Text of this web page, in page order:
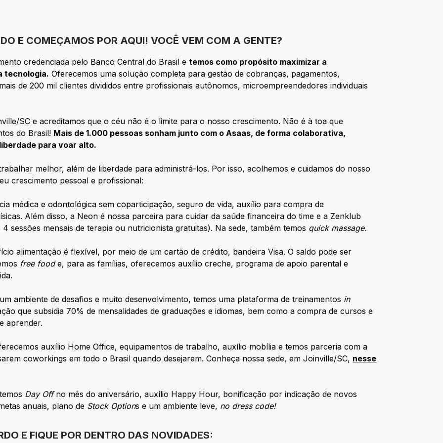
E COMEÇAMOS POR AQUI! VOCÊ VEM COM A GENTE?
credenciada pelo Banco Central do Brasil etemos como propósito maximizar a
tecnologia. Oferecemos uma solução completa para gestão de cobranças, pagamentos,
de 200 mil clientes divididos entre profissionais autônomos, microempreendedores individuais
SC e acreditamos que o céu não é o limite para o nosso crescimento. Não é à toa que
do Brasil! Mais de 1.000 pessoas sonham junto com o Asaas, de forma colaborativa,
para voar alto.
melhor, além de liberdade para administrá-los. Por isso, acolhemos e cuidamos do nosso
crescimento pessoal e profissional:
médica e odontológica sem coparticipação, seguro de vida, auxílio para compra de
Além disso, a Neon é nossa parceira para cuidar da saúde financeira do time e a Zenklub
sessões mensais de terapia ou nutricionista gratuitas). Na sede, também temos quick massage.
alimentação é flexível, por meio de um cartão de crédito, bandeira Visa. O saldo pode ser
free foode, para as famílias, oferecemos auxílio creche, programa de apoio parental e
ambiente de desafios e muito desenvolvimento, temos uma plataforma de treinamentos in
que subsidia 70% de mensalidades de graduações e idiomas, bem como a compra de cursos e
aprender.
auxílio Home Office, equipamentos de trabalho, auxílio mobília e temos parceria com a
coworkings em todo o Brasil quando desejarem. Conheça nossa sede, em Joinville/SC, nesse
temos Day Offno mês do aniversário, auxílio Happy Hour, bonificação por indicação de novos
anuais, plano de Stock Options e um ambiente leve, no dress code!
E FIQUE POR DENTRO DAS NOVIDADES: